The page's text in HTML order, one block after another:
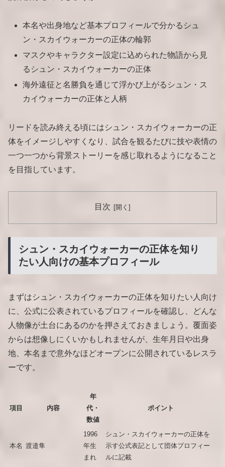
本名や出身地など基本プロフィールで分かるシュ
ン・スカイウォーカーの正体の輪郭
マスクやキャラクター設定に込められた物語から見
るシュン・スカイウォーカーの正体
海外遠征と名勝負を通じて浮かび上がるシュン・ス
カイウォーカーの正体と人柄
リードを読み終える頃にはシュン・スカイウォーカーの正
体をイメージしやすくなり、試合を観るたびに技や表情の
一つ一つから背景ストーリーを感じ取れるようになること
を目指しています。
目次
シュン・スカイウォーカーの正体を知り
たい人向けの基本プロフィール
まずはシュン・スカイウォーカーの正体を知りたい人向け
に、公式に公表されているプロフィールを確認し、どんな
人物像が土台にあるのかを押さえておきましょう。覆面姿
からは想像しにくいかもしれませんが、生年月日や出身
地、本名まで意外なほどオープンに公開されているレスラ
ーです。
項目 内容
年
代・
数値
ポイント
本名 渡邉隼
1996
年生
まれ
シュン・スカイウォーカーの正体を
示す公式表記として団体プロフィー
ルに記載